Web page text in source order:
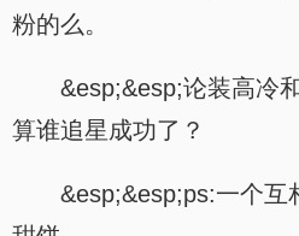
粉的么。
&esp;&esp;论装高冷
算谁追星成功了？
&esp;&esp;ps:一个互